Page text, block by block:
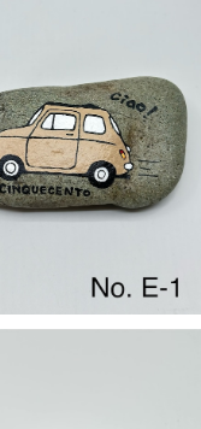
ーンアート No.E-1
¥1,320